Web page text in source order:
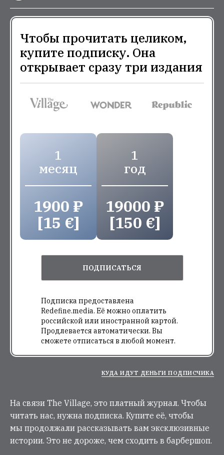
Чтобы прочитать целиком,
купите подписку. Она
открывает сразу три издания
1
месяц
1900 ₽
[15 €]
1
год
19000 ₽
[150 €]
ПОДПИСАТЬСЯ
Подписка предоставлена
Redefine.media. Её можно оплатить
российской или иностранной картой.
Продлевается автоматически. Вы
сможете отписаться в любой момент.
КУДА ИДУТ ДЕНЬГИ ПОДПИСЧИКА
На связи The Village, это платный журнал. Чтобы
читать нас, нужна подписка. Купите её, чтобы
мы продолжали рассказывать вам эксклюзивные
истории. Это не дороже, чем сходить в барбершоп.